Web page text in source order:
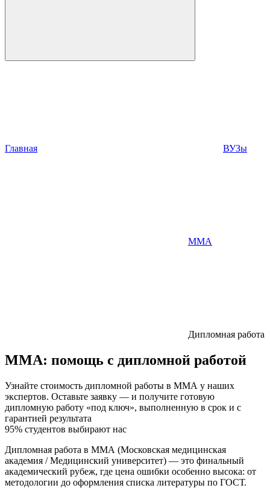
Главная ВУЗы
ММА
Дипломная работа
ММА: помощь с дипломной работой
Узнайте стоимость дипломной работы в ММА у наших
экспертов. Оставьте заявку — и получите готовую
дипломную работу «под ключ», выполненную в срок и с
гарантией результата
95% студентов выбирают нас
Дипломная работа в ММА (Московская медицинская
академия / Медицинский университет) — это финальный
академический рубеж, где цена ошибки особенно высока: от
методологии до оформления списка литературы по ГОСТ.